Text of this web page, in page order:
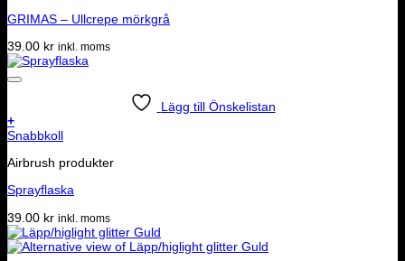
GRIMAS – Ullcrepe mörkgrå
39.00 kr inkl. moms
Lägg till Önskelistan
+
Snabbkoll
Airbrush produkter
Sprayflaska
39.00 kr inkl. moms